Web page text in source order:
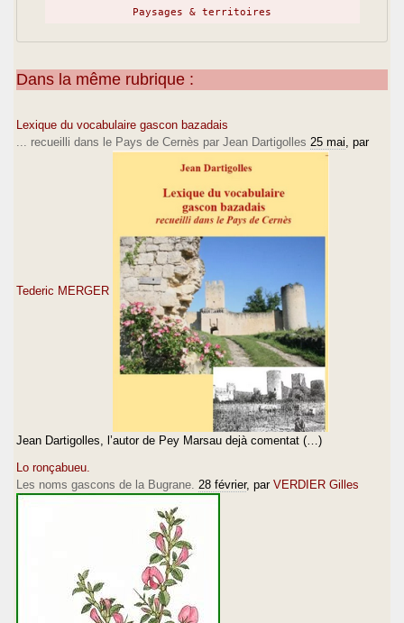
Paysages & territoires
Dans la même rubrique :
Lexique du vocabulaire gascon bazadais
... recueilli dans le Pays de Cernès par Jean Dartigolles 25 mai , par
Tederic MERGER
Jean Dartigolles, l’autor de Pey Marsau dejà comentat (…)
Lo ronçabueu.
Les noms gascons de la Bugrane. 28 février, par VERDIER Gilles